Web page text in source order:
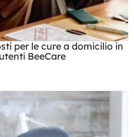
per le cure a domicilio in
BeeCare